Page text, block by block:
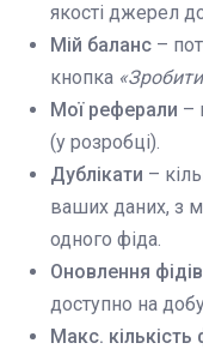
якості джерел
Мій баланс –
кнопка
Мої реферали –
(у розробці).
Дублікати –
ваших даних, з
одного фіда.
Оновлення
доступно на
Макс. кількість